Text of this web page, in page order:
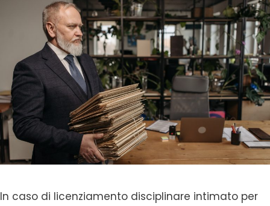
In caso di licenziamento disciplinare intimato per